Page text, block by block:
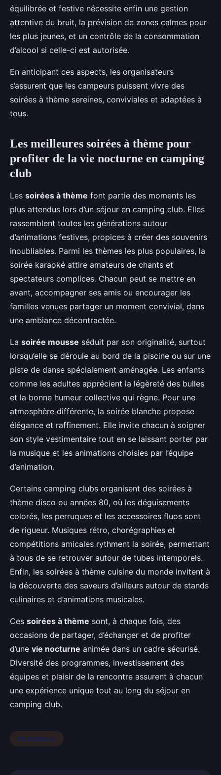
équilibrée et festive nécessite enfin une gestion
attentive du bruit, la prévision de zones calmes pour
les plus jeunes, et un contrôle de la consommation
d’alcool si celle-ci est autorisée.
En anticipant ces aspects, les organisateurs
s’assurent que les campeurs puissent vivre des
soirées à thème sereines, conviviales et adaptées à
tous.
Les meilleures soirées à thème pour
profiter de la vie nocturne en camping
club
Les soirées à thème font partie des moments les
plus attendus lors d’un séjour en camping club. Elles
rassemblent toutes les générations autour
d’animations festives, propices à créer des souvenirs
inoubliables. Parmi les thèmes les plus populaires, la
soirée karaoké attire amateurs de chants et
spectateurs complices. Chacun peut se mettre en
avant, accompagner ses amis ou encourager les
familles venues partager un moment convivial, dans
une ambiance décontractée.
La soirée mousse séduit par son originalité, surtout
lorsqu’elle se déroule au bord de la piscine ou sur une
piste de danse spécialement aménagée. Les enfants
comme les adultes apprécient la légèreté des bulles
et la bonne humeur collective qui règne. Pour une
atmosphère différente, la soirée blanche propose
élégance et raffinement. Elle invite chacun à soigner
son style vestimentaire tout en se laissant porter par
la musique et les animations choisies par l’équipe
d’animation.
Certains camping clubs organisent des soirées à
thème disco ou années 80, où les déguisements
colorés, les perruques et les accessoires fluos sont
de rigueur. Musiques rétro, chorégraphies et
compétitions amicales rythment la soirée, permettant
à tous de se retrouver autour de tubes intemporels.
Enfin, les soirées à thème cuisine du monde invitent à
la découverte des saveurs d’ailleurs autour de stands
culinaires et d’animations musicales.
Ces soirées à thème sont, à chaque fois, des
occasions de partager, d’échanger et de profiter
d’une vie nocturne animée dans un cadre sécurisé.
Diversité des programmes, investissement des
équipes et plaisir de la rencontre assurent à chacun
une expérience unique tout au long du séjour en
camping club.
Vie nocturne